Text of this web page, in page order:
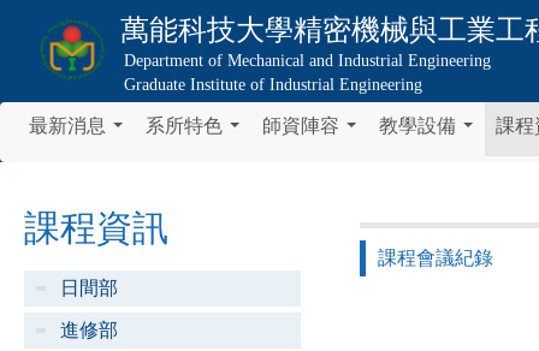
萬能科技大學精密機械與工業工
Department of Mechanical and Industrial Engineering
Graduate Institute of Industrial Engineering
最新消息 系所特色 師資陣容 教學設備 課程
課程資訊
日間部
進修部
課程會議紀錄